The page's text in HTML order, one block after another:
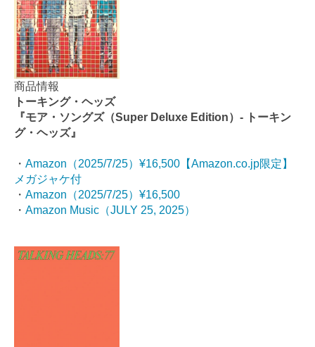
商品情報
トーキング・ヘッズ
『モア・ソングズ（Super Deluxe Edition）- トーキン
グ・ヘッズ』
・ Amazon（2025/7/25）¥16,500【Amazon.co.jp限定】
メガジャケ付
・ Amazon（2025/7/25）¥16,500
・ Amazon Music（JULY 25, 2025）